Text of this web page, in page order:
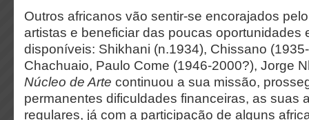
Outros africanos vão sentir-se encorajados
artistas e beneficiar das poucas oportunidades
disponíveis: Shikhani (n.1934), Chissano
Chachuaio, Paulo Come (1946-2000?), Jorge
Núcleo de Arte continuou a sua missão,
permanentes dificuldades financeiras, as suas
regulares, já com a participação de alguns